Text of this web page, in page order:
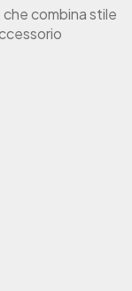
combina stile